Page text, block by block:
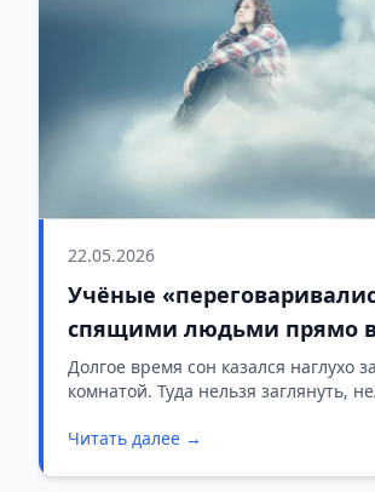
22.05.2026
Учёные
спящими людьми прямо
Что выяснили?
Долгое время сон казался наглухо
комнатой. Туда нельзя заглянуть,
сейчас видит, не разбудив его. Но
Читать далее →